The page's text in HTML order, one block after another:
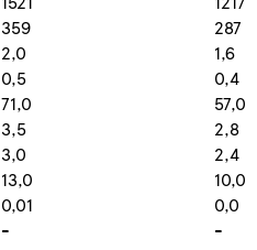
359 287
2,0 1,6
0,5 0,4
71,0 57,0
3,5 2,8
3,0
2,4
13,0 10,0
0,01 0,0
- -